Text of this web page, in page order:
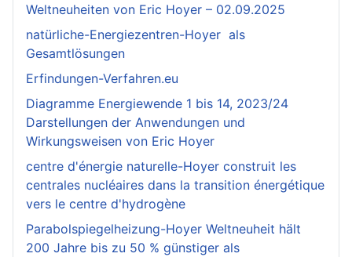
Weltneuheiten von Eric Hoyer – 02.09.2025
natürliche-Energiezentren-Hoyer als
Gesamtlösungen
Erfindungen-Verfahren.eu
Diagramme Energiewende 1 bis 14, 2023/24
Darstellungen der Anwendungen und
Wirkungsweisen von Eric Hoyer
centre d'énergie naturelle-Hoyer construit les
centrales nucléaires dans la transition énergétique
vers le centre d'hydrogène
Parabolspiegelheizung-Hoyer Weltneuheit hält
200 Jahre bis zu 50 % günstiger als